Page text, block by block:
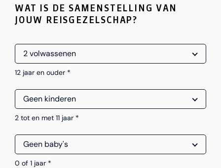
WAT IS DE SAMENSTELLING VAN
JOUW REISGEZELSCHAP?
12 jaar en ouder *
2 tot en met 11 jaar *
0 of 1 jaar *